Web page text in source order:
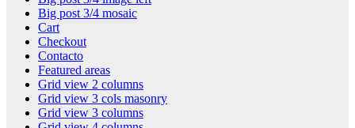
Big post 3/4 mosaic
Cart
Checkout
Contacto
Featured areas
Grid view 2 columns
Grid view 3 cols masonry
Grid view 3 columns